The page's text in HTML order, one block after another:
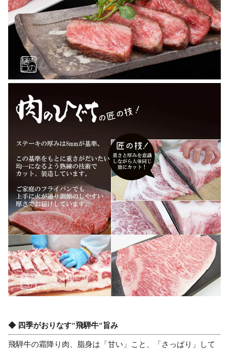
◆ 四季がおりなす″飛騨牛″旨み
飛騨牛の霜降り肉、脂身は「甘い」こと、「さっぱり」して